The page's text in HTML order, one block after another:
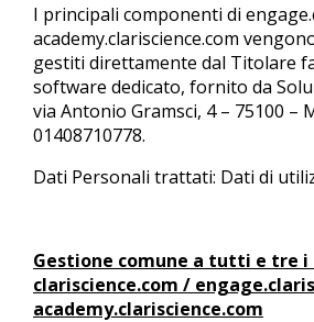
I principali componenti di
academy.clariscience.com
gestiti direttamente dal Titolare
software dedicato, fornito da
via Antonio Gramsci, 4 – 75100 –
01408710778.
Dati Personali trattati: Dati di
Gestione comune a tutti e tre i
clariscience.com /
academy.clariscience.com